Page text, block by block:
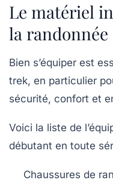
Le matériel
la randonnée
Bien s’équiper est
trek, en particulier
sécurité, confort et
Voici la liste de
débutant en toute
Chaussures de